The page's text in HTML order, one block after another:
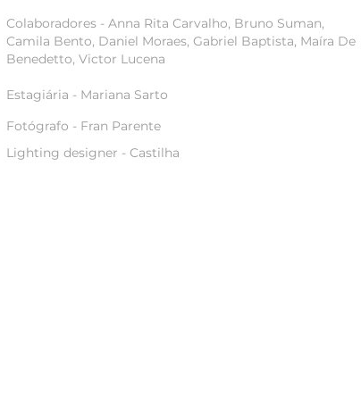
Colaboradores -Anna Rita Carvalho, Bruno Suman,
Camila Bento, Daniel Moraes, Gabriel Baptista, Maíra De
Benedetto, Victor Lucena
Estagiária - Mariana Sarto
Fotógrafo - Fran Parente
Lighting designer - Castilha